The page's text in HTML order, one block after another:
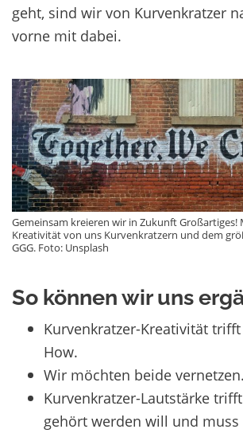
geht, sind wir von Kurvenkratzer
vorne mit dabei.
Gemeinsam kreieren wir in Zukunft Großartiges!
Kreativität von uns Kurvenkratzern und dem
GGG. Foto: Unsplash
So können wir uns
Kurvenkratzer-Kreativität trifft
How.
Wir möchten beide vernetzen.
Kurvenkratzer-Lautstärke
gehört werden will und